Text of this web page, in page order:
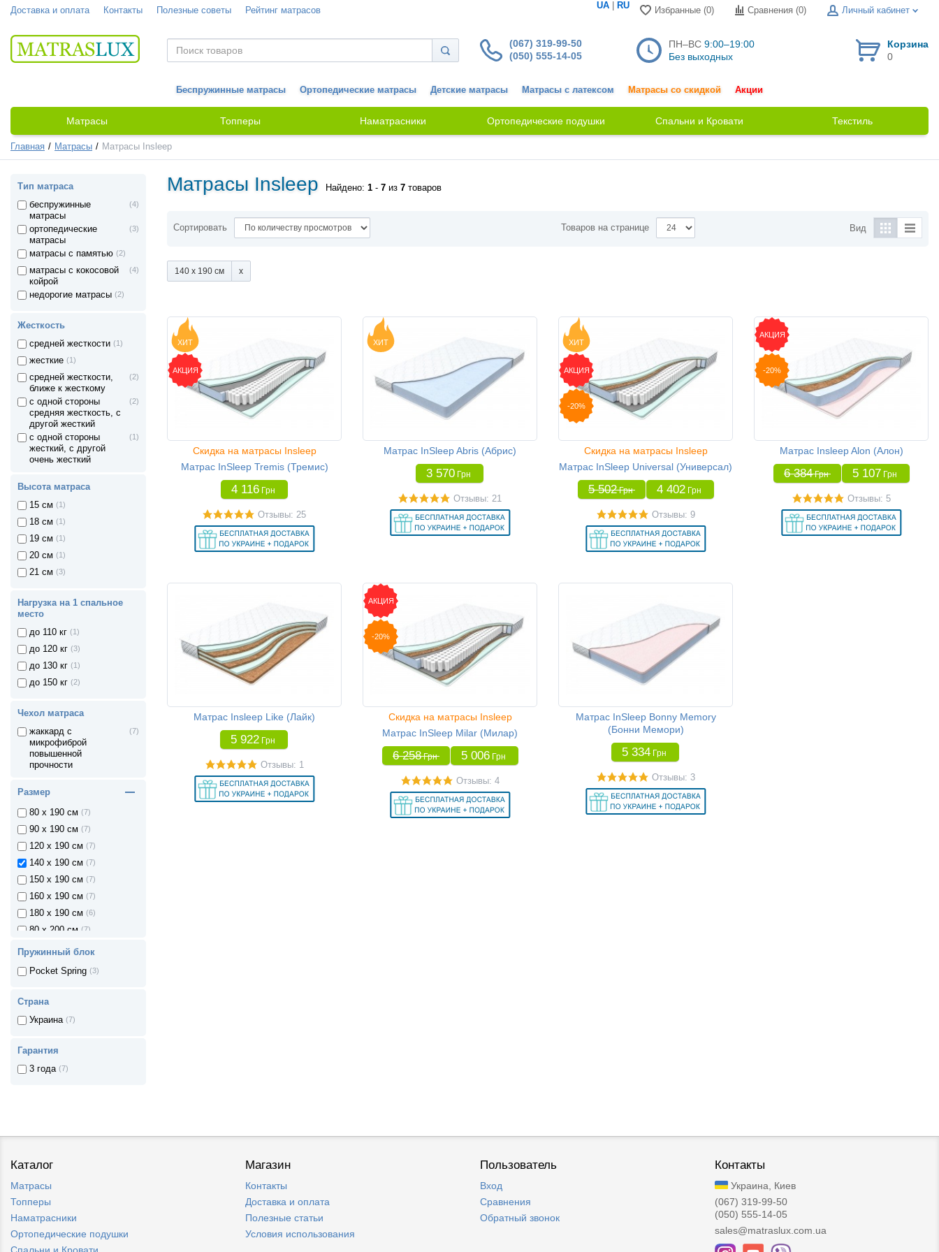
Доставка и оплата Контакты Полезные советы Рейтинг матрасов UA RU Избранные (0) Сравнения (0) Личный кабинет
(067) 319-99-50
(050) 555-14-05
ПН–ВС 9:00–19:00
Без выходных
Корзина
0
Беспружинные матрасы Ортопедические матрасы Детские матрасы Матрасы с латексом Матрасы со скидкой Акции
Матрасы Топперы Наматрасники Ортопедические подушки Спальни и Кровати Текстиль
Главная Матрасы Матрасы Insleep
Тип матраса
беспружинные
матрасы
(4)
ортопедические
матрасы
(3)
матрасы с памятью (2)
матрасы с кокосовой
койрой
(4)
недорогие матрасы (2)
Жесткость
средней жесткости (1)
жесткие (1)
средней жесткости,
ближе к жесткому
(2)
с одной стороны
средняя жесткость, с
другой жесткий
(2)
с одной стороны
жесткий, с другой
очень жесткий
(1)
Высота матраса
15 см (1)
18 см (1)
19 см (1)
20 см (1)
21 см (3)
Нагрузка на 1 спальное
место
до 110 кг (1)
до 120 кг (3)
до 130 кг (1)
до 150 кг (2)
Чехол матраса
жаккард с
микрофиброй
повышенной
прочности
(7)
Размер
70 x 190 см
80 x 190 см (7)
90 x 190 см (7)
120 x 190 см (7)
140 x 190 см (7)
150 x 190 см (7)
160 x 190 см (7)
180 x 190 см (6)
80 x 200 см (7)
90 x 200 см
160 x 200 см
Пружинный блок
Pocket Spring (3)
Страна
Украина (7)
Гарантия
3 года (7)
Матрасы Insleep Найдено: 1 - 7 из 7 товаров
Сортировать Товаров на странице Вид
140 x 190 см
ХИТ
АКЦИЯ
Скидка на матрасы Insleep
Матрас InSleep Tremis (Тремис)
4 116 Грн
Отзывы: 25
ХИТ
Матрас InSleep Abris (Абрис)
3 570 Грн
Отзывы: 21
ХИТ
АКЦИЯ
-20%
Скидка на матрасы Insleep
Матрас InSleep Universal (Универсал)
5 502 Грн 4 402 Грн
Отзывы: 9
АКЦИЯ
-20%
Матрас Insleep Alon (Алон)
6 384 Грн 5 107 Грн
Отзывы: 5
Матрас Insleep Like (Лайк)
5 922 Грн
Отзывы: 1
АКЦИЯ
-20%
Скидка на матрасы Insleep
Матрас InSleep Milar (Милар)
6 258 Грн 5 006 Грн
Отзывы: 4
Матрас InSleep Bonny Memory
(Бонни Мемори)
5 334 Грн
Отзывы: 3
Каталог
Матрасы
Топперы
Наматрасники
Ортопедические подушки
Спальни и Кровати
Магазин
Контакты
Доставка и оплата
Полезные статьи
Условия использования
Пользователь
Вход
Сравнения
Обратный звонок
Контакты
Украина, Киев
(067) 319-99-50
(050) 555-14-05
sales@matraslux.com.ua